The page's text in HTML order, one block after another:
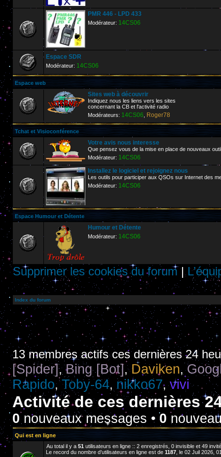
PMR 446 - LPD 433
Modérateur: 14CS06
Espace SDR
Modérateur: 14CS06
Espace web
Sites web à découvrir
Indiquez nous les liens vers les sites
concernant la CB et l'activité radio
Modérateurs: 14CS06 Roger78
Tchat et Visioconférence
Votre avis nous interesse
Que pensez vous de la mise en place de nouveaux
Modérateur: 14CS06
Installez le logiciel et rejoignez nous
Les outils pour participer aux QSOs sur Internet des
Modérateur: 14CS06
Espace Humour et Détente
Humour et Détente
Modérateur: 14CS06
Supprimer les cookies du forum|
Index du forum
13 membres actifs ces dernières 24
[Spider],Bing [Bot],Daviken,
Rapido,Toby-64, nikko67,vivi
Activité de ces dernières
0nouveaux messages • 0
Qui est en ligne
Au total il y a 51 utilisateurs en ligne :: 2 enregistrés, 0 invisible et 49
Le record du nombre d’utilisateurs en ligne est de 1187 , le 02 Juil 2026,